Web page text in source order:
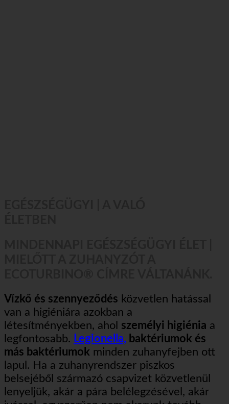
Vízkő és szennyeződés közvetlen hatással
van a higiéniára azokban a
létesítményekben, ahol személyi higiénia a
legfontosabb. Legionella, baktériumok és
más baktériumok minden zuhanyfejben ott
lapul. Ha a zuhanyrendszer piszkos
belsejéből származó csapvizet közvetlenül
lenyeljük, akár a pára belélegzésével, akár